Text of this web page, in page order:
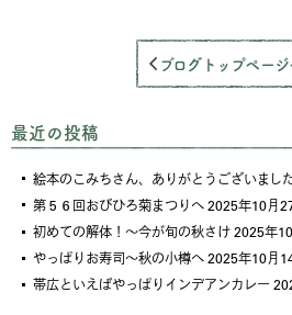
ブログトップペー
最近の投稿
絵本のこみちさん、ありがとうございまし
第５６回おびひろ菊まつりへ2025年10月
初めての解体！～今が旬の秋さけ2025年
やっぱりお寿司～秋の小樽へ2025年10月
帯広といえばやっぱりインデアンカレー